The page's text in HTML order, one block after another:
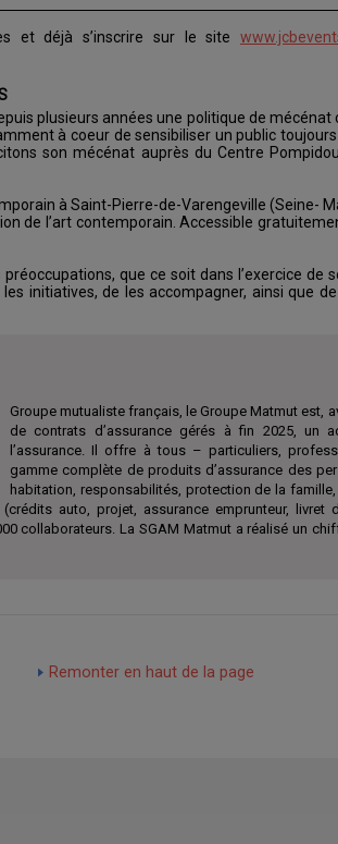
et déjà s’inscrire sur le site
plusieurs années une politique de mécénat
à coeur de sensibiliser un public
son mécénat auprès du Centre
à Saint-Pierre-de-Varengeville (Seine-
de l’art contemporain. Accessible
que ce soit dans l’exercice de
initiatives, de les accompagner, ainsi que
Groupe mutualiste français, le Groupe Matmut est,
de contrats d’assurance gérés à fin 2025, un
l’assurance. Il offre à tous – particuliers,
gamme complète de produits d’assurance des
habitation, responsabilités, protection de la
auto, projet, assurance emprunteur, livret
collaborateurs. La SGAM Matmut a réalisé un
Remonter en haut de la page